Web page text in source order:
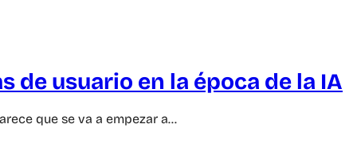
de usuario en la época de la IA
que se va a empezar a…